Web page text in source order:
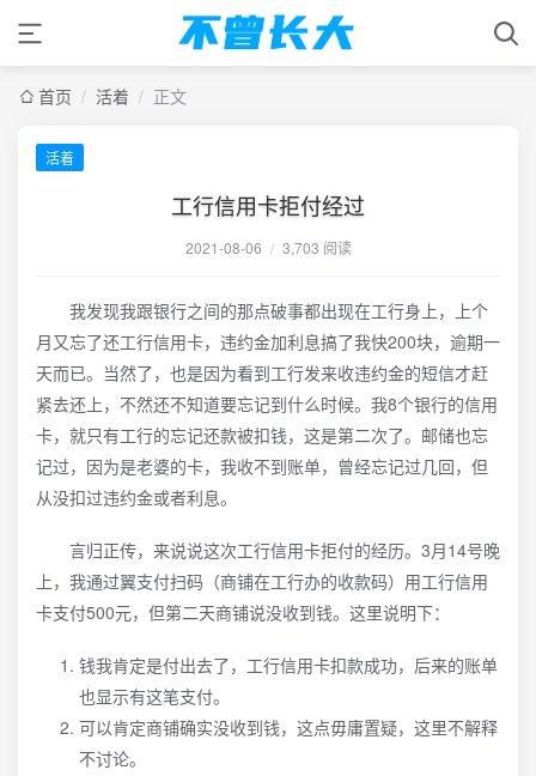
首页 / 活着 / 正文
活着
工行信用卡拒付经过
2021-08-06 / 3,703 阅读
我发现我跟银行之间的那点破事都出现在工行身上，上个
月又忘了还工行信用卡，违约金加利息搞了我快200块，逾期一
天而已。当然了，也是因为看到工行发来收违约金的短信才赶
紧去还上，不然还不知道要忘记到什么时候。我8个银行的信用
卡，就只有工行的忘记还款被扣钱，这是第二次了。邮储也忘
记过，因为是老婆的卡，我收不到账单，曾经忘记过几回，但
从没扣过违约金或者利息。
言归正传，来说说这次工行信用卡拒付的经历。3月14号晚
上，我通过翼支付扫码（商铺在工行办的收款码）用工行信用
卡支付500元，但第二天商铺说没收到钱。这里说明下：
钱我肯定是付出去了，工行信用卡扣款成功，后来的账单
也显示有这笔支付。
可以肯定商铺确实没收到钱，这点毋庸置疑，这里不解释
不讨论。